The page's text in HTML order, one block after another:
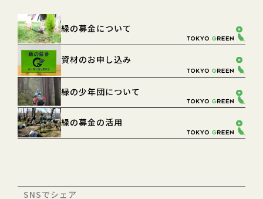
緑の募金について
資材のお申し込み
緑の少年団について
緑の募金の活用
SNSでシェア